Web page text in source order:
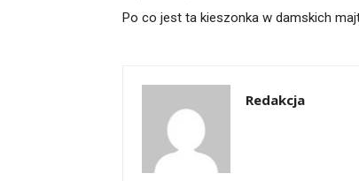
Po co jest ta kieszonka w damskich
Redakcja